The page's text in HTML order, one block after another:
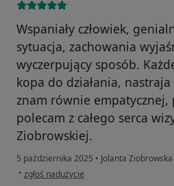
Wspaniały człowiek,
sytuacja, zachowania
wyczerpujący sposób.
kopa do działania,
znam równie empatycznej,
polecam z całego serca
Ziobrowskiej.
5 października 2025 • Jolanta Ziobrowska
• w opinii użytkownika Wioletta
zgłoś nadużycie